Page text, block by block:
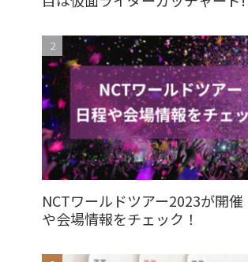
NCTワールドツアー2023が開催
や会場情報をチェック！